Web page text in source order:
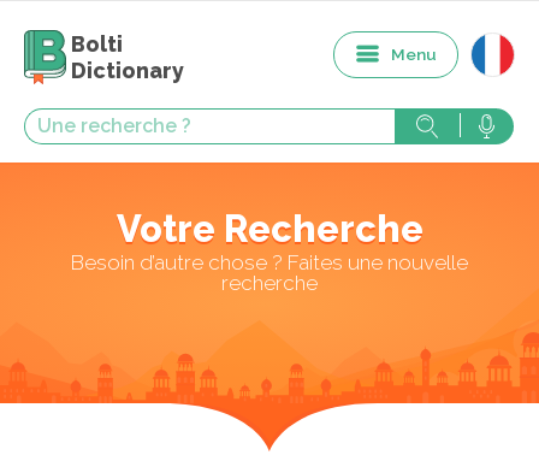
Bolti
Dictionary
Menu
Votre Recherche
Besoin d’autre chose ? Faites une nouvelle
recherche